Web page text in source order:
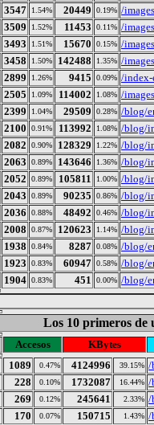
3547 1.54% 20449 0.19% /
3509 1.52% 11453 0.11% /
3493 1.51% 15670 0.15% /
3458 1.50% 142488 1.35% /
2899 1.26% 9415 0.09% /index-
2505 1.09% 114002 1.08% /
2399 1.04% 29509 0.28% /blog/
2100 0.91% 113992 1.08% /blog/
2082 0.90% 128329 1.22% /blog/
2063 0.89% 143646 1.36% /blog/
2052 0.89% 105811 1.00% /blog/
2043 0.89% 90235 0.86% /blog/
2036 0.88% 48492 0.46% /blog/
2008 0.87% 120623 1.14% /blog/
1938 0.84% 8287 0.08% /blog/
1923 0.83% 60947 0.58% /blog/
1904 0.83% 451 0.00% /blog/
Los 10 primeros de
Accesos
KBytes
1089 0.47% 4124996 39.15% /
228 0.10% 1732087 16.44% /
269 0.12% 245641 2.33% /
170 0.07% 150715 1.43% /